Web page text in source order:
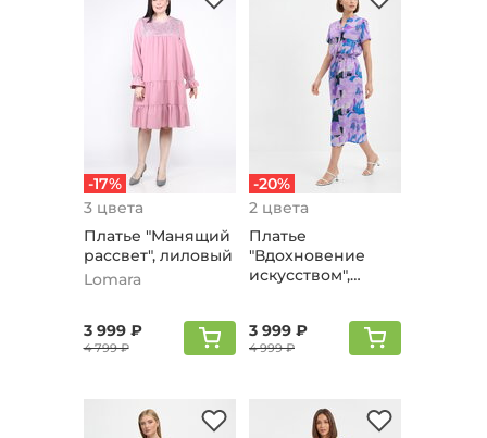
-17%
3 цвета
Платье "Манящий
рассвет", лиловый
Lomara
3 999 ₽
4 799 ₽
-20%
2 цвета
Платье
"Вдохновение
искусством",
3 999 ₽
4 999 ₽